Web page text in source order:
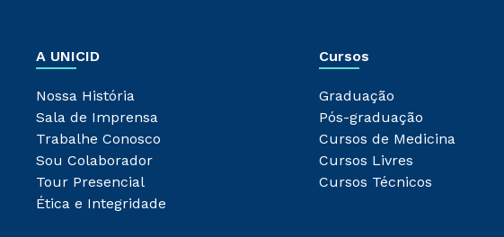
A UNICID
Nossa História
Sala de Imprensa
Trabalhe Conosco
Sou Colaborador
Tour Presencial
Ética e Integridade
Cursos
Graduação
Pós-graduação
Cursos de Medicina
Cursos Livres
Cursos Técnicos